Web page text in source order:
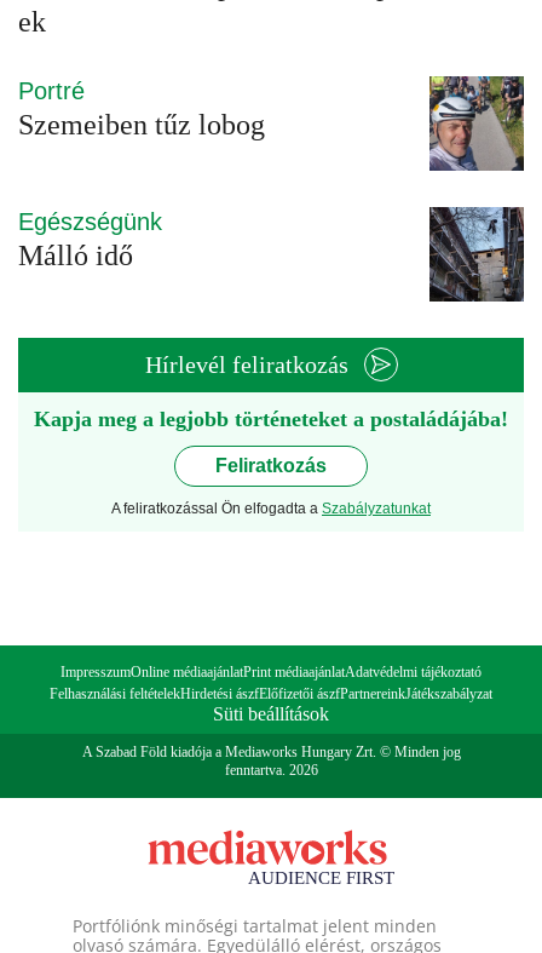
ek
Portré
Szemeiben tűz lobog
Egészségünk
Málló idő
Hírlevél feliratkozás
Kapja meg a legjobb történeteket a postaládájába!
Feliratkozás
A feliratkozással Ön elfogadta a Szabályzatunkat
ImpresszumOnline médiaajánlatPrint médiaajánlatAdatvédelmi tájékoztató
Felhasználási feltételekHirdetési ászfElőfizetői ászfPartnereinkJátékszabályzat
Süti beállítások
A Szabad Föld kiadója a Mediaworks Hungary Zrt. © Minden jog
fenntartva. 2026
Portfóliónk minőségi tartalmat jelent minden
olvasó számára. Egyedülálló elérést, országos